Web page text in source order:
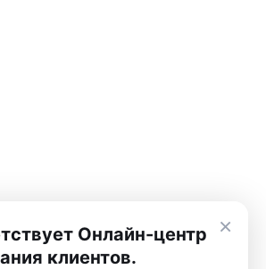
×
Онлайн-центр
клиентов.